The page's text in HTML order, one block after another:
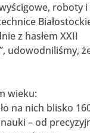
roboty i
z hasłem XXII
udowodniliśmy,
wieku:
na nich blisko
– od